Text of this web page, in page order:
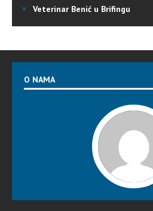
Veterinar Benić u Brifingu
O NAMA